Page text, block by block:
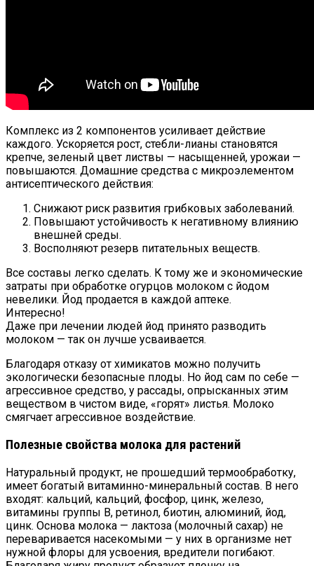
Комплекс из 2 компонентов усиливает действие
каждого. Ускоряется рост, стебли-лианы становятся
крепче, зеленый цвет листвы — насыщенней, урожаи —
повышаются. Домашние средства с микроэлементом
антисептического действия:
Снижают риск развития грибковых заболеваний.
Повышают устойчивость к негативному влиянию
внешней среды.
Восполняют резерв питательных веществ.
Все составы легко сделать. К тому же и экономические
затраты при обработке огурцов молоком с йодом
невелики. Йод продается в каждой аптеке.
Интересно!
Даже при лечении людей йод принято разводить
молоком — так он лучше усваивается.
Благодаря отказу от химикатов можно получить
экологически безопасные плоды. Но йод сам по себе —
агрессивное средство, у рассады, опрысканных этим
веществом в чистом виде, «горят» листья. Молоко
смягчает агрессивное воздействие.
Полезные свойства молока для растений
Натуральный продукт, не прошедший термообработку,
имеет богатый витаминно-минеральный состав. В него
входят: кальций, кальций, фосфор, цинк, железо,
витамины группы В, ретинол, биотин, алюминий, йод,
цинк. Основа молока — лактоза (молочный сахар) не
переваривается насекомыми — у них в организме нет
нужной флоры для усвоения, вредители погибают.